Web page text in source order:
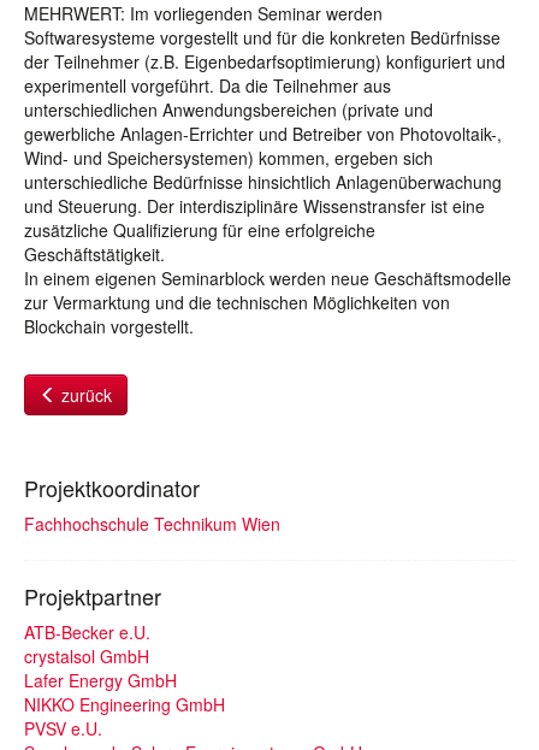
MEHRWERT: Im vorliegenden Seminar werden
Softwaresysteme vorgestellt und für die konkreten Bedürfnisse
der Teilnehmer (z.B. Eigenbedarfsoptimierung) konfiguriert und
experimentell vorgeführt. Da die Teilnehmer aus
unterschiedlichen Anwendungsbereichen (private und
gewerbliche Anlagen-Errichter und Betreiber von Photovoltaik-,
Wind- und Speichersystemen) kommen, ergeben sich
unterschiedliche Bedürfnisse hinsichtlich Anlagenüberwachung
und Steuerung. Der interdisziplinäre Wissenstransfer ist eine
zusätzliche Qualifizierung für eine erfolgreiche
Geschäftstätigkeit.
In einem eigenen Seminarblock werden neue Geschäftsmodelle
zur Vermarktung und die technischen Möglichkeiten von
Blockchain vorgestellt.
zurück
Projektkoordinator
Fachhochschule Technikum Wien
Projektpartner
ATB-Becker e.U.
crystalsol GmbH
Lafer Energy GmbH
NIKKO Engineering GmbH
PVSV e.U.